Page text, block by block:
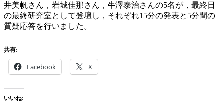
井美帆さん，岩城佳那さん，牛澤泰治さんの5名が，最終日
の最終研究室として登壇し，それぞれ15分の発表と5分間の
質疑応答を行いました。
共有:
Facebook X
いいね: